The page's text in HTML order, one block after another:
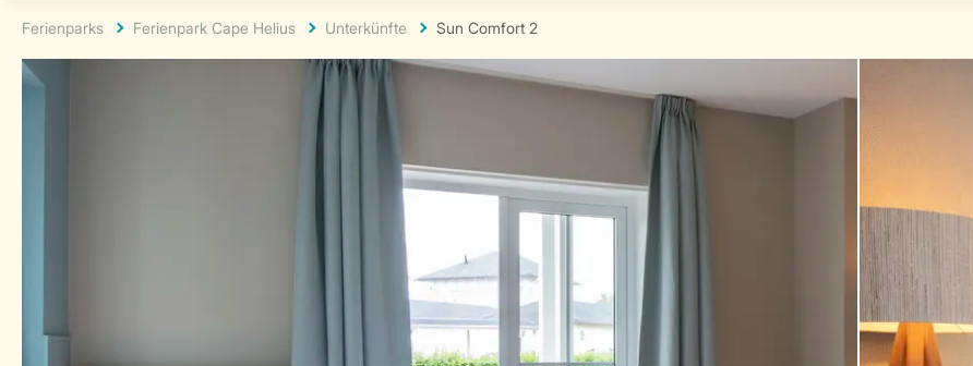
Ferienparks Ferienpark Cape Helius Unterkünfte Sun Comfort 2